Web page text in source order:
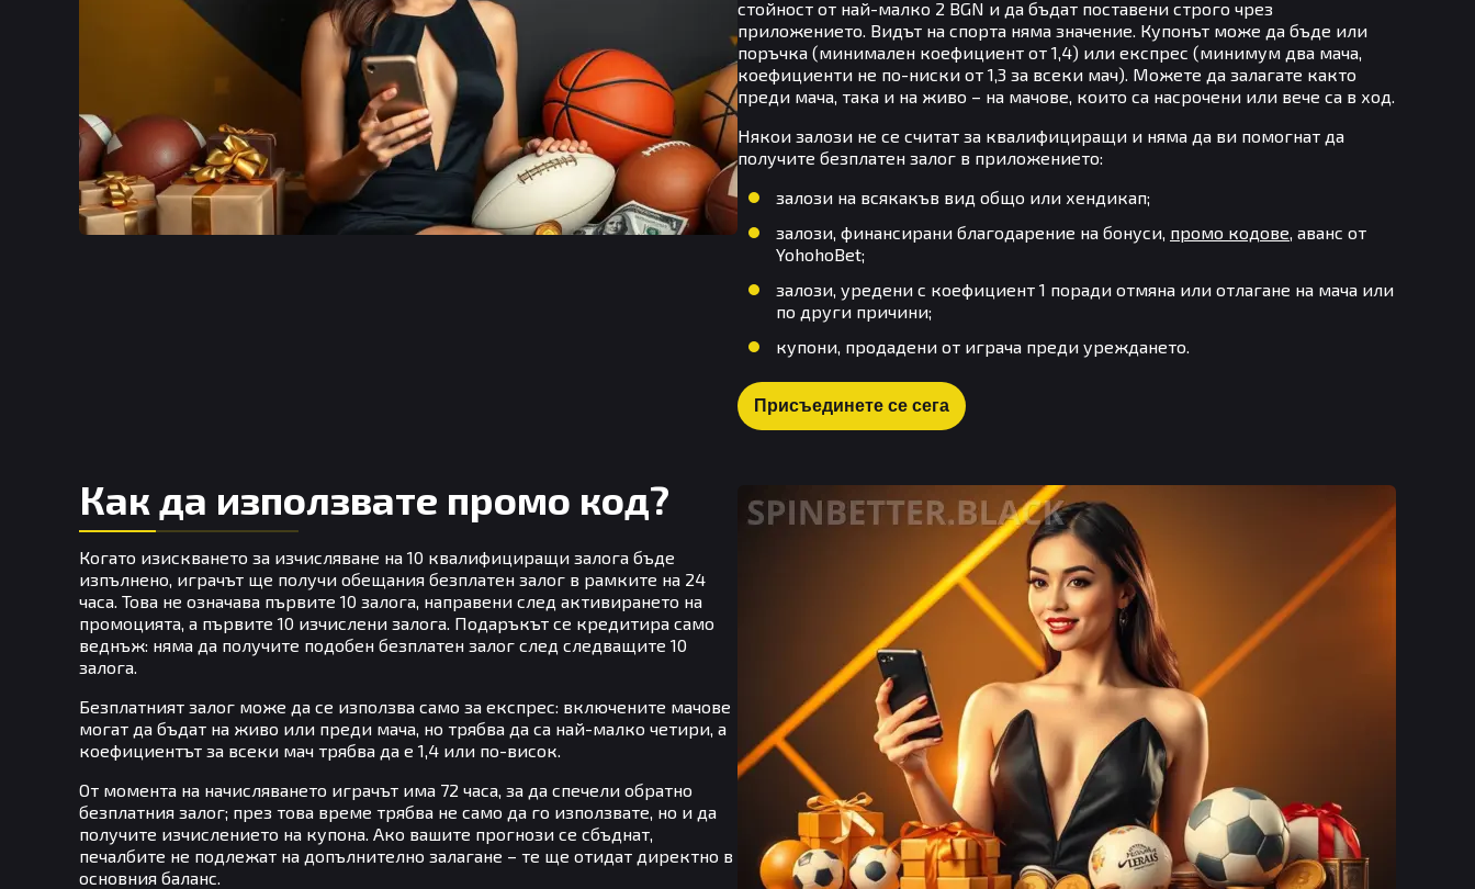
стойност от най-малко 2 BGN и да бъдат поставени строго чрез
приложението. Видът на спорта няма значение. Купонът може да бъде или
поръчка (минимален коефициент от 1,4) или експрес (минимум два мача,
коефициенти не по-ниски от 1,3 за всеки мач). Можете да залагате както
преди мача, така и на живо – на мачове, които са насрочени или вече са в ход.
Някои залози не се считат за квалифициращи и няма да ви помогнат да
получите безплатен залог в приложението:
залози на всякакъв вид общо или хендикап;
залози, финансирани благодарение на бонуси, промо кодове, аванс от
YohohoBet;
залози, уредени с коефициент 1 поради отмяна или отлагане на мача или
по други причини;
купони, продадени от играча преди уреждането.
Присъединете се сега
Как да използвате промо код?
Когато изискването за изчисляване на 10 квалифициращи залога бъде
изпълнено, играчът ще получи обещания безплатен залог в рамките на 24
часа. Това не означава първите 10 залога, направени след активирането на
промоцията, а първите 10 изчислени залога. Подаръкът се кредитира само
веднъж: няма да получите подобен безплатен залог след следващите 10
залога.
Безплатният залог може да се използва само за експрес: включените мачове
могат да бъдат на живо или преди мача, но трябва да са най-малко четири, а
коефициентът за всеки мач трябва да е 1,4 или по-висок.
От момента на начисляването играчът има 72 часа, за да спечели обратно
безплатния залог; през това време трябва не само да го използвате, но и да
получите изчислението на купона. Ако вашите прогнози се сбъднат,
печалбите не подлежат на допълнително залагане – те ще отидат директно в
основния баланс.